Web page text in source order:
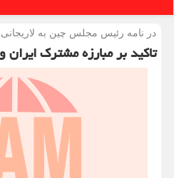
در نامه رئیس مجلس چین به
تاكید بر مبارزه مشترك ایران